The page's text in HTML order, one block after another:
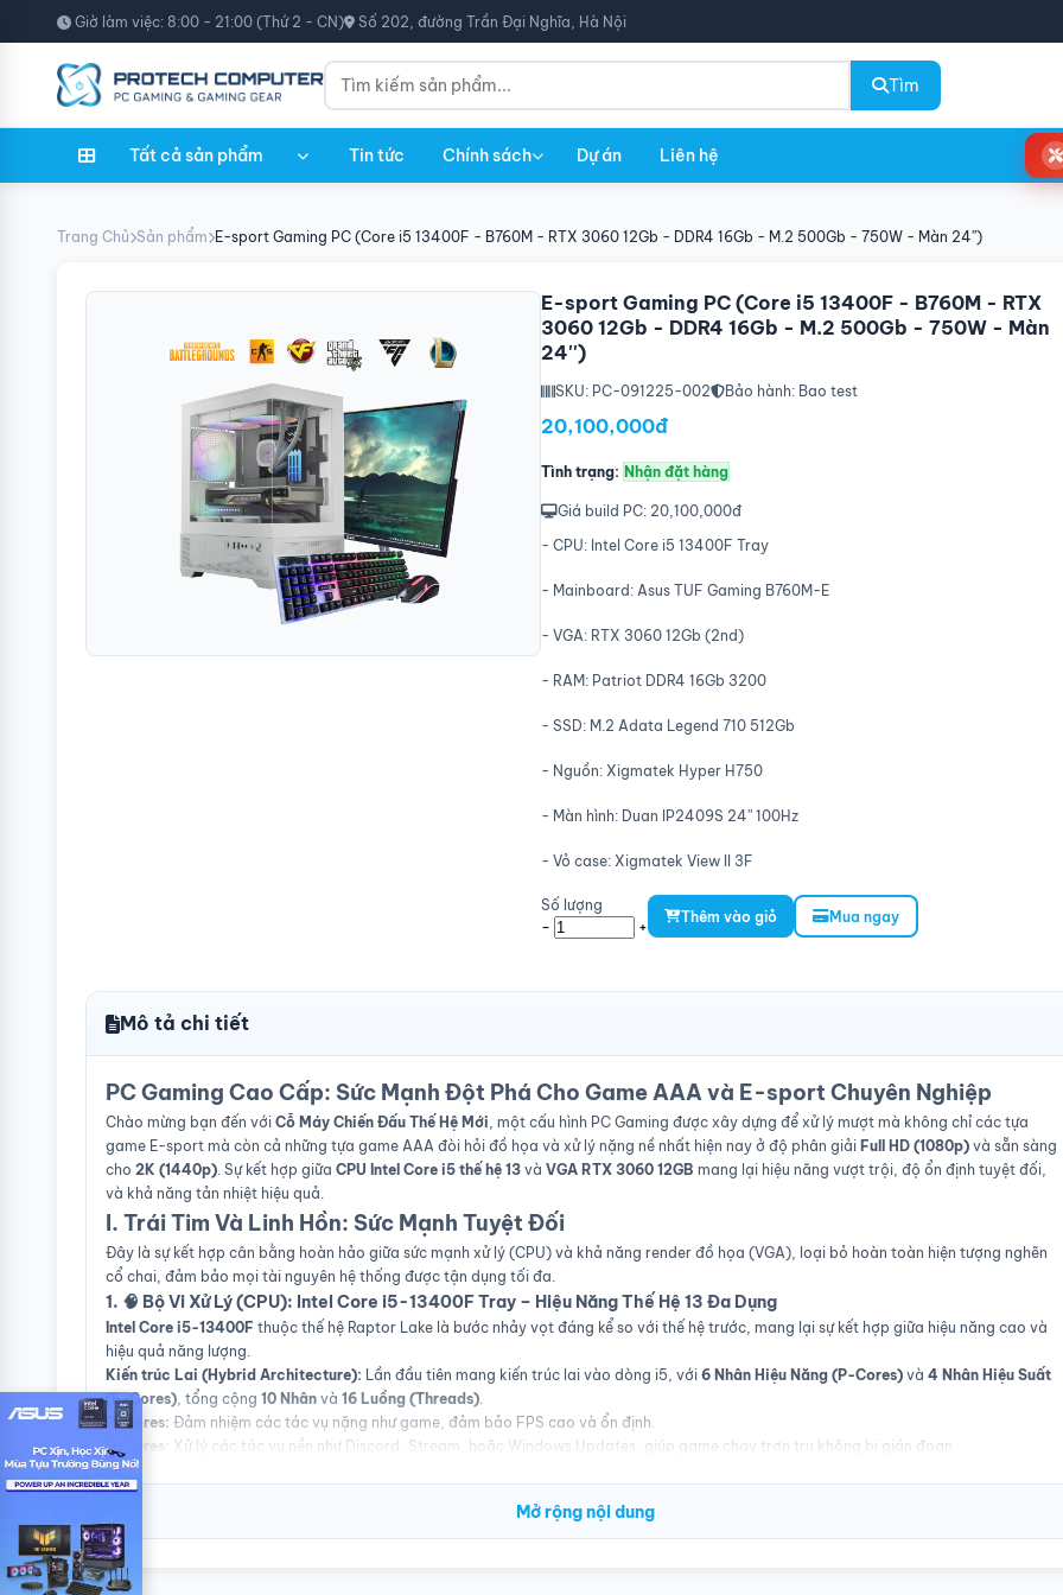
Giờ làm việc: 8:00 - 21:00 (Thứ 2 - CN) Số 202, đường Trần Đại Nghĩa, Hà Nội
Tìm
Tất cả sản phẩm Tin tức Chính sách Dự án Liên hệ
Trang Chủ Sản phẩm E-sport Gaming PC (Core i5 13400F - B760M - RTX 3060 12Gb - DDR4 16Gb - M.2 500Gb - 750W - Màn 24'')
E-sport Gaming PC (Core i5 13400F - B760M - RTX
3060 12Gb - DDR4 16Gb - M.2 500Gb - 750W - Màn
24'')
SKU: PC-091225-002 Bảo hành: Bao test
20,100,000đ
Tình trạng: Nhận đặt hàng
Giá build PC: 20,100,000đ
- CPU: Intel Core i5 13400F Tray
- Mainboard: Asus TUF Gaming B760M-E
- VGA: RTX 3060 12Gb (2nd)
- RAM: Patriot DDR4 16Gb 3200
- SSD: M.2 Adata Legend 710 512Gb
- Nguồn: Xigmatek Hyper H750
- Màn hình: Duan IP2409S 24'' 100Hz
- Vỏ case: Xigmatek View II 3F
Số lượng
- +
Thêm vào giỏ Mua ngay
Mô tả chi tiết
PC Gaming Cao Cấp: Sức Mạnh Đột Phá Cho Game AAA và E-sport Chuyên Nghiệp
Chào mừng bạn đến với Cỗ Máy Chiến Đấu Thế Hệ Mới, một cấu hình PC Gaming được xây dựng để xử lý mượt mà không chỉ các tựa
game E-sport mà còn cả những tựa game AAA đòi hỏi đồ họa và xử lý nặng nề nhất hiện nay ở độ phân giải Full HD (1080p) và sẵn sàng
cho 2K (1440p). Sự kết hợp giữa CPU Intel Core i5 thế hệ 13 và VGA RTX 3060 12GB mang lại hiệu năng vượt trội, độ ổn định tuyệt đối,
và khả năng tản nhiệt hiệu quả.
I. Trái Tim Và Linh Hồn: Sức Mạnh Tuyệt Đối
Đây là sự kết hợp cân bằng hoàn hảo giữa sức mạnh xử lý (CPU) và khả năng render đồ họa (VGA), loại bỏ hoàn toàn hiện tượng nghẽn
cổ chai, đảm bảo mọi tài nguyên hệ thống được tận dụng tối đa.
1. 🧠 Bộ Vi Xử Lý (CPU): Intel Core i5-13400F Tray – Hiệu Năng Thế Hệ 13 Đa Dụng
Intel Core i5-13400F thuộc thế hệ Raptor Lake là bước nhảy vọt đáng kể so với thế hệ trước, mang lại sự kết hợp giữa hiệu năng cao và
hiệu quả năng lượng.
Kiến trúc Lai (Hybrid Architecture): Lần đầu tiên mang kiến trúc lai vào dòng i5, với 6 Nhân Hiệu Năng (P-Cores) và 4 Nhân Hiệu Suất
(E-Cores), tổng cộng 10 Nhân và 16 Luồng (Threads).
P-Cores: Đảm nhiệm các tác vụ nặng như game, đảm bảo FPS cao và ổn định.
E-Cores: Xử lý các tác vụ nền như Discord, Stream, hoặc Windows Updates, giúp game chạy trơn tru không bị gián đoạn.
Hiệu năng Gaming:
2077, Hogwarts Legacy
Tối ưu chi phí để tập trung đầu tư vào các linh kiện khác như VGA và Mainboard.
2. 🖼️ Card Đồ Họa (VGA): RTX 3060 12GB (Second-hand) – "Chiến Mã" Đồ Họa Đỉnh Cao
NVIDIA GeForce RTX 3060
Mở rộng nội dung